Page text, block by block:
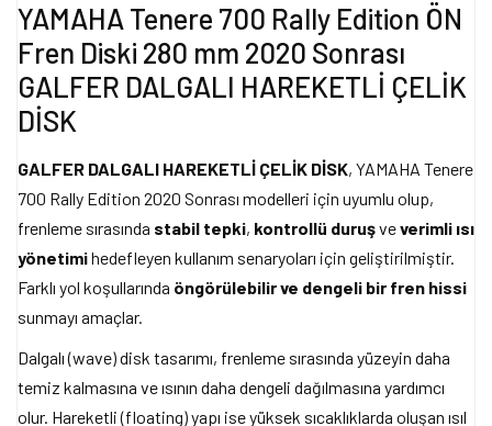
YAMAHA Tenere 700 Rally Edition ÖN
Fren Diski 280 mm 2020 Sonrası
GALFER DALGALI HAREKETLİ ÇELİK
DİSK
GALFER DALGALI HAREKETLİ ÇELİK DİSK, YAMAHA Tenere
700 Rally Edition 2020 Sonrası modelleri için uyumlu olup,
frenleme sırasında stabil tepki, kontrollü duruşveverimli ısı
yönetimihedefleyen kullanım senaryoları için geliştirilmiştir.
Farklı yol koşullarında öngörülebilir ve dengeli bir fren hissi
sunmayı amaçlar.
Dalgalı (wave) disk tasarımı, frenleme sırasında yüzeyin daha
temiz kalmasına ve ısının daha dengeli dağılmasına yardımcı
olur. Hareketli (floating) yapı ise yüksek sıcaklıklarda oluşan ısıl